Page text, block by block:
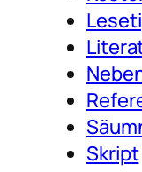
Skript